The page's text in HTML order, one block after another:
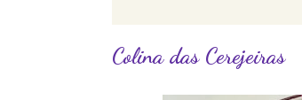
Colina das Cerejeiras